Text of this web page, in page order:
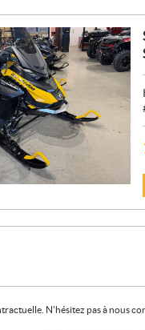
N'hésitez pas à nous